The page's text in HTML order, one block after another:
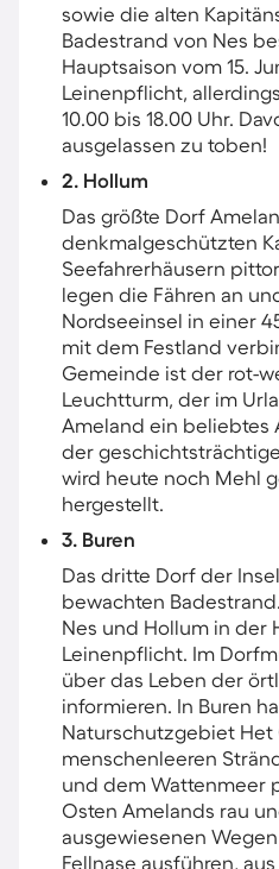
sowie die alten
Badestrand von Nes
Hauptsaison vom 15.
Leinenpflicht,
10.00 bis 18.00 Uhr.
ausgelassen zu toben!
2. Hollum
Das größte Dorf
denkmalgeschützten
Seefahrerhäusern
legen die Fähren an
Nordseeinsel in einer
mit dem Festland
Gemeinde ist der rot-
Leuchtturm, der im
Ameland​ ein beliebtes
der
wird heute noch Mehl
hergestellt.
3. Buren
Das dritte Dorf der
bewachten
Nes und Hollum in der
Leinenpflicht. Im
über das Leben der
informieren. In Buren
Naturschutzgebiet Het
menschenleeren
und dem Wattenmeer
Osten Amelands rau
ausgewiesenen
Fellnase ausführen,